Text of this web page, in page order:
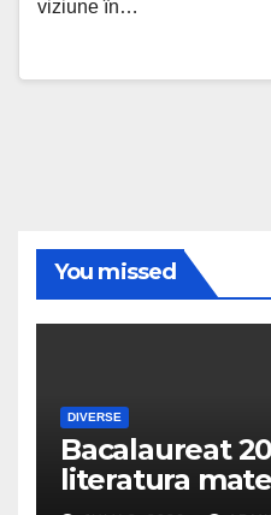
viziune în…
You missed
DIVERSE
Bacalaureat
literatura